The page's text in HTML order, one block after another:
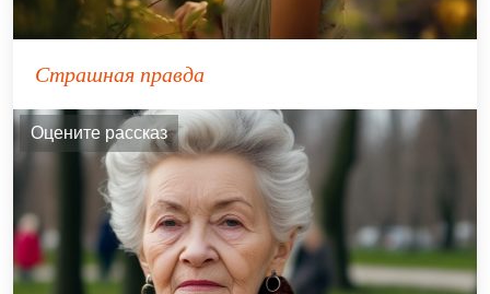
Страшная правда
Оцените рассказ